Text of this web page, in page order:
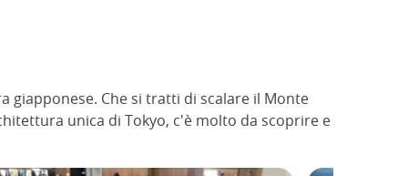
giapponese. Che si tratti di scalare il Monte
unica di Tokyo, c'è molto da scoprire e